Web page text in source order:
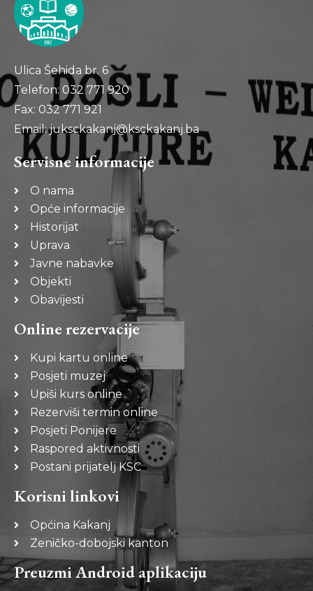
Ulica Šehida br. 6
Telefon: 032 771 920
Fax: 032 771 921
Email: juksckakanj@ksckakanj.ba
Servisne informacije
O nama
Opće informacije
Historijat
Uprava
Javne nabavke
Objekti
Obavijesti
Online rezervacije
Kupi kartu online
Posjeti muzej
Upiši kurs online
Rezerviši termin online
Posjeti Ponijere
Raspored aktivnosti
Postani prijatelj KSC
Korisni linkovi
Općina Kakanj
Zeničko-dobojski kanton
Preuzmi Android aplikaciju